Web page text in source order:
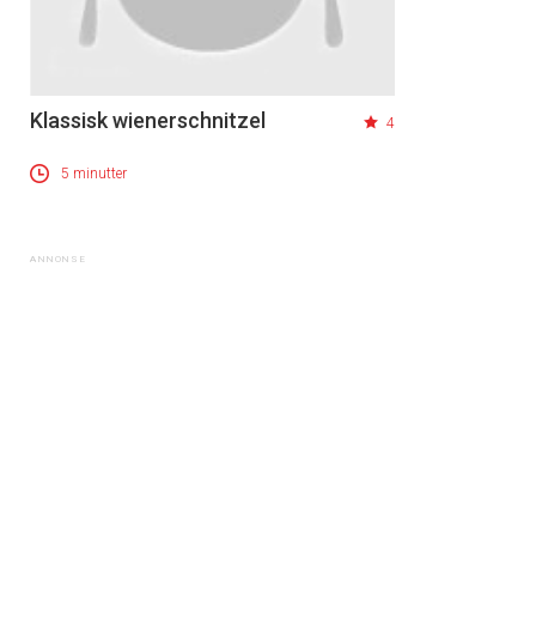
Klassisk wienerschnitzel 4
5 minutter